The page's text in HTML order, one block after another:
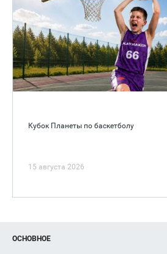
Кубок Планеты по баскетболу
15 августа 2026
ОСНОВНОЕ